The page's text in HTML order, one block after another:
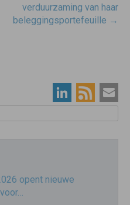
verduurzaming van haar
beleggingsportefeuille →
opent nieuwe